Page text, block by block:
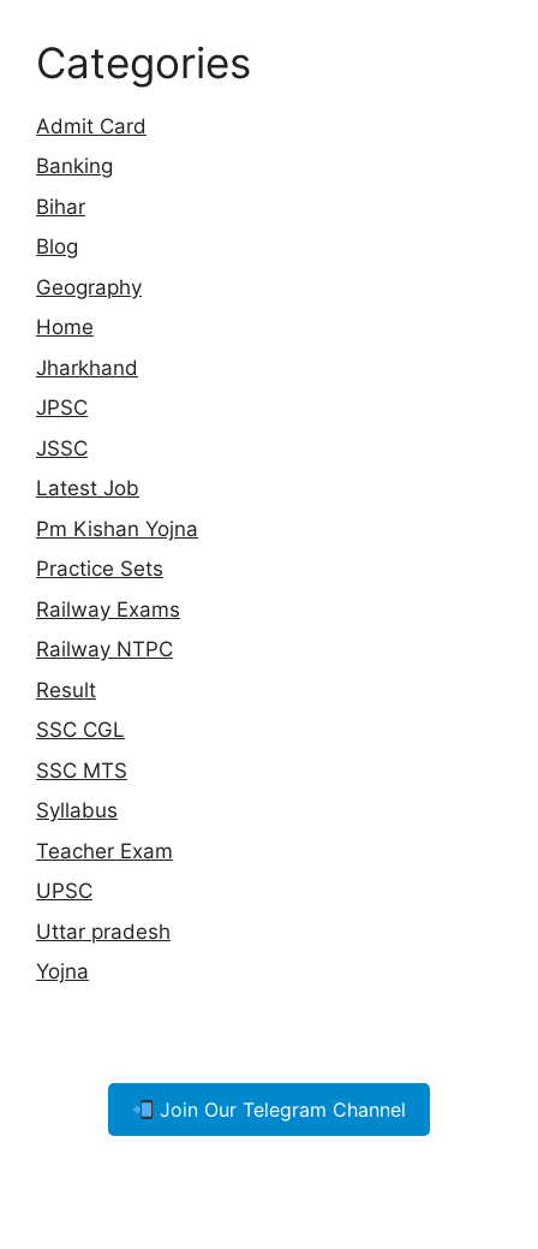
Categories
Admit Card
Banking
Bihar
Blog
Geography
Home
Jharkhand
JPSC
JSSC
Latest Job
Pm Kishan Yojna
Practice Sets
Railway Exams
Railway NTPC
Result
SSC CGL
SSC MTS
Syllabus
Teacher Exam
UPSC
Uttar pradesh
Yojna
Join Our Telegram Channel